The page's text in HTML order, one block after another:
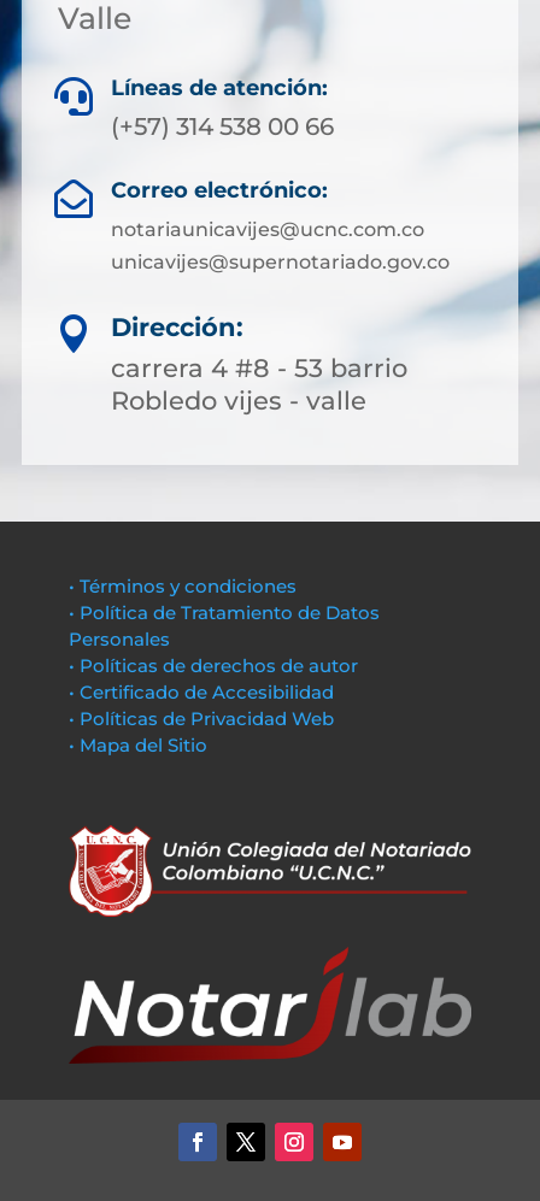
Valle
 Líneas de atención:
(+57) 314 538 00 66
 Correo electrónico:
notariaunicavijes@ucnc.com.co
unicavijes@supernotariado.gov.co

Dirección:
carrera 4 #8 - 53 barrio
Robledo vijes - valle
• Términos y condiciones
• Política de Tratamiento de Datos
Personales
• Políticas de derechos de autor
• Certificado de Accesibilidad
• Políticas de Privacidad Web
• Mapa del Sitio